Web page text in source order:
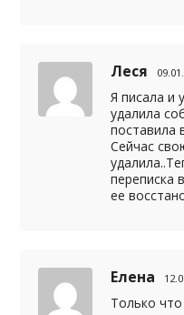
Леся
Я писала и
удалила
поставила
Сейчас
переписка
ее
Елена
Только